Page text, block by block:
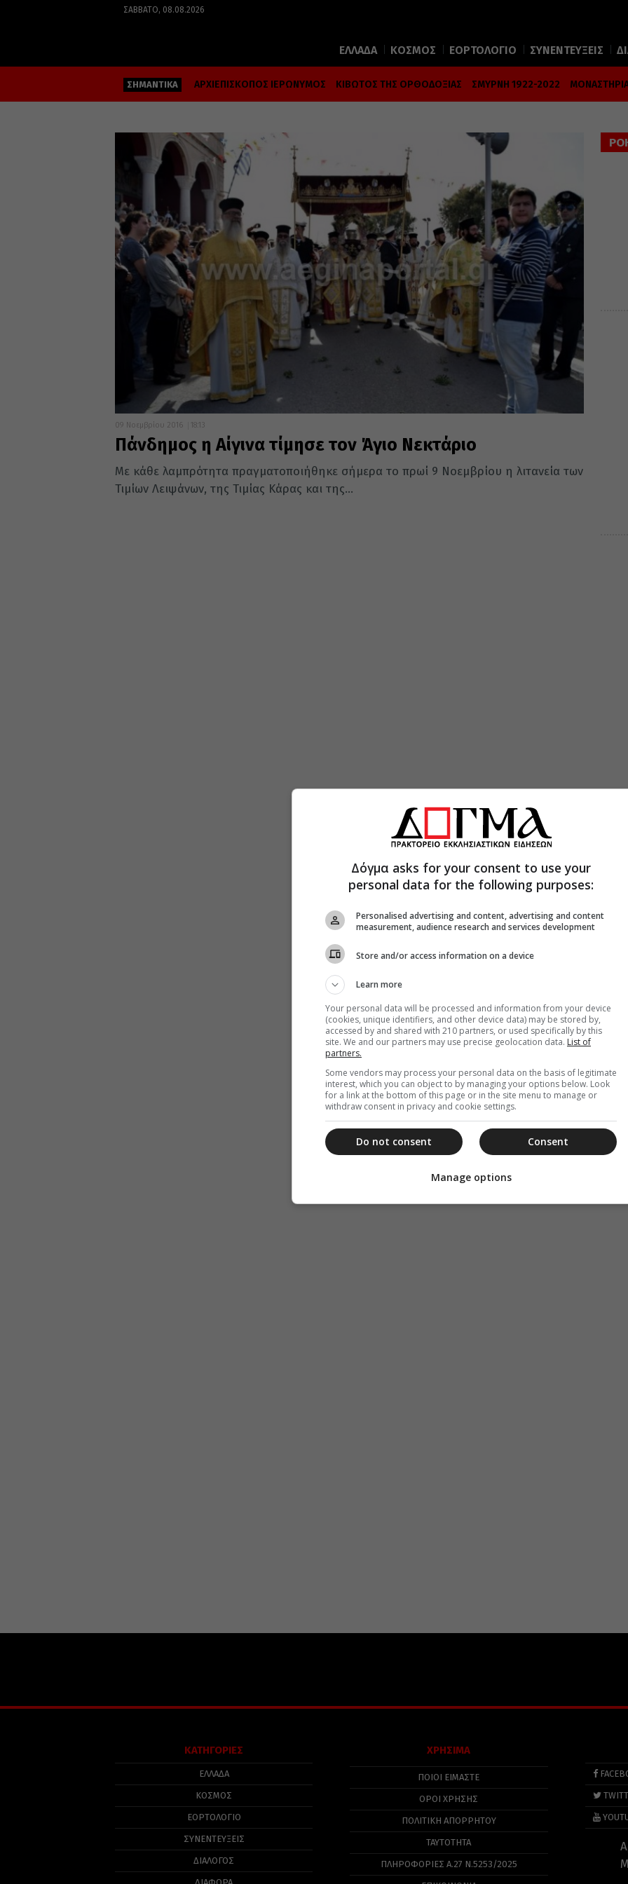
ΣΆΒΒΑΤΟ, 08.08.2026
ΕΛΛΑΔΑ ΚΟΣΜΟΣ ΕΟΡΤΟΛΟΓΙΟ ΣΥΝΕΝΤΕΥΞΕΙΣ
ΣΗΜΑΝΤΙΚΑ ΑΡΧΙΕΠΙΣΚΟΠΟΣ ΙΕΡΩΝΥΜΟΣ ΚΙΒΩΤΟΣ ΤΗΣ ΟΡΘΟΔΟΞΙΑΣ ΣΜΥΡΝΗ 1922-2022
09 Νοεμβρίου 2016 18:13
Πάνδημος η Αίγινα τίμησε τον Άγιο Νεκτάριο
Με κάθε λαμπρότητα πραγματοποιήθηκε σήμερα το πρωί 9 Νοεμβρίου η λιτανεία των
Τιμίων Λειψάνων, της Τιμίας Κάρας και της...
ΚΑΤΗΓΟΡΙΕΣ
ΕΛΛΑΔΑ
ΚΟΣΜΟΣ
ΕΟΡΤΟΛΟΓΙΟ
ΣΥΝΕΝΤΕΥΞΕΙΣ
ΔΙΑΛΟΓΟΣ
ΧΡΗΣΙΜΑ
ΠΟΙΟΙ ΕΙΜΑΣΤΕ
ΟΡΟΙ ΧΡΗΣΗΣ
ΠΟΛΙΤΙΚΉ ΑΠΟΡΡΉΤΟΥ
ΤΑΥΤΟΤΗΤΑ
ΠΛΗΡΟΦΟΡΊΕΣ Α.27 Ν.5253/2025
Δόγμα asks for your consent to use your
personal data for the following purposes:
Personalised advertising and content, advertising and content
measurement, audience research and services development
Store and/or access information on a device
Learn more
Your personal data will be processed and information from your device
(cookies, unique identifiers, and other device data) may be stored by,
accessed by and shared with 210 partners, or used specifically by this
site. We and our partners may use precise geolocation data. List of
partners.
Some vendors may process your personal data on the basis of legitimate
interest, which you can object to by managing your options below. Look
for a link at the bottom of this page or in the site menu to manage or
withdraw consent in privacy and cookie settings.
Consent
Do not consent
Manage options